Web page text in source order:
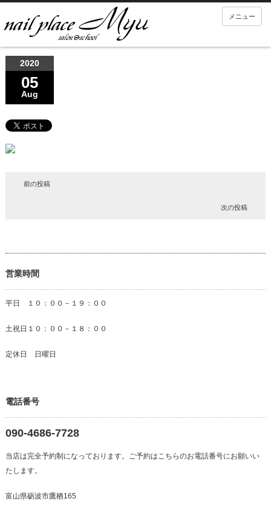
メニュー
2020
05
Aug
前の投稿
次の投稿
営業時間
平日 １０：００－１９：００
土祝日１０：００－１８：００
定休日 日曜日
電話番号
090-4686-7728
当店は完全予約制になっております。ご予約はこちらのお電話番号にお願いい
たします。
富山県砺波市鷹栖165